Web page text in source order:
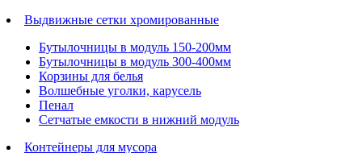
Выдвижные сетки хромированные
Бутылочницы в модуль 150-200мм
Бутылочницы в модуль 300-400мм
Корзины для белья
Волшебные уголки, карусель
Пенал
Cетчатые емкости в нижний модуль
Контейнеры для мусора